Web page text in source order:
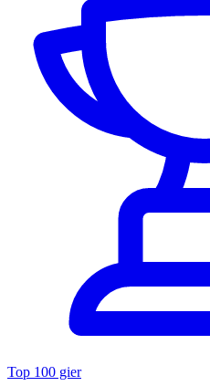
Top 100 gier